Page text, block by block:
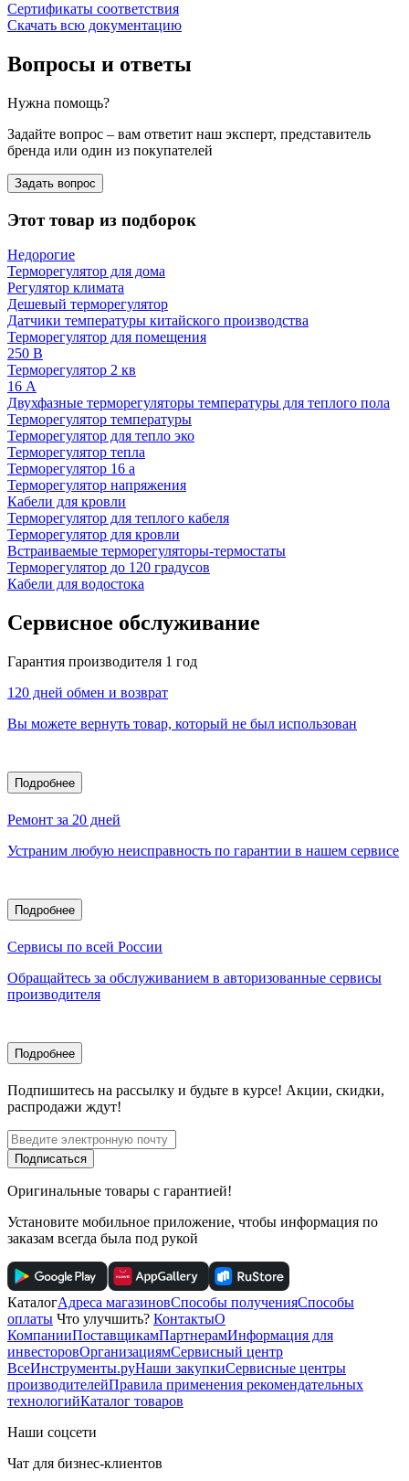
Сертификаты соответствия
Скачать всю документацию
Вопросы и ответы
Нужна помощь?
Задайте вопрос – вам ответит наш эксперт, представитель
бренда или один из покупателей
Задать вопрос
Этот товар из подборок
Недорогие
Терморегулятор для дома
Регулятор климата
Дешевый терморегулятор
Датчики температуры китайского производства
Терморегулятор для помещения
250 В
Терморегулятор 2 кв
16 А
Двухфазные терморегуляторы температуры для теплого пола
Терморегулятор температуры
Терморегулятор для тепло эко
Терморегулятор тепла
Терморегулятор 16 а
Терморегулятор напряжения
Кабели для кровли
Терморегулятор для теплого кабеля
Терморегулятор для кровли
Встраиваемые терморегуляторы-термостаты
Терморегулятор до 120 градусов
Кабели для водостока
Сервисное обслуживание
Гарантия производителя 1 год
120 дней обмен и возврат
Вы можете вернуть товар, который не был использован
Подробнее
Ремонт за 20 дней
Устраним любую неисправность по гарантии в нашем сервисе
Подробнее
Сервисы по всей России
Обращайтесь за обслуживанием в авторизованные сервисы
производителя
Подробнее
Подпишитесь на рассылку и будьте в курсе! Акции, скидки,
распродажи ждут!
Подписаться
Оригинальные товары с гарантией!
Установите мобильное приложение, чтобы информация по
заказам всегда была под рукой
КаталогАдреса магазиновСпособы полученияСпособы
оплаты Что улучшить? КонтактыО
КомпанииПоставщикамПартнерамИнформация для
инвесторовОрганизациямСервисный центр
ВсеИнструменты.руНаши закупкиСервисные центры
производителейПравила применения рекомендательных
технологийКаталог товаров
Наши соцсети
Чат для бизнес-клиентов